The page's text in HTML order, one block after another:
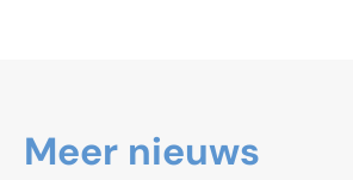
Meer nieuws